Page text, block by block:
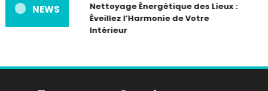
NEWS
Nettoyage Énergétique des Lieux :
Éveillez l’Harmonie de Votre
Intérieur